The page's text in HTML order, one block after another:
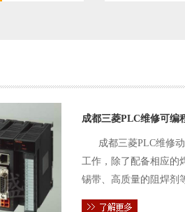
成都三菱PLC维修可编
成都三菱PLC维修
工作，除了配备相应的
锡带、高质量的阻焊剂
件的电路及通信电缆。